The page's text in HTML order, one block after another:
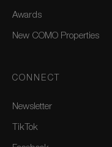
Awards
New COMO Properties
CONNECT
Newsletter
TikTok